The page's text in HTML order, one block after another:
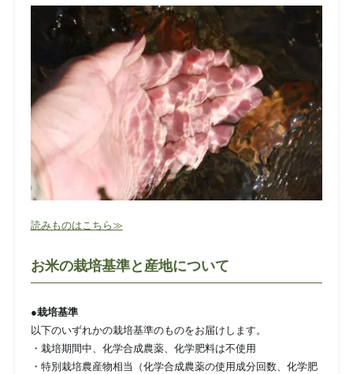
読みものはこちら≫
お米の栽培基準と産地について
●栽培基準
以下のいずれかの栽培基準のものをお届けします。
・栽培期間中、化学合成農薬、化学肥料は不使用
・特別栽培農産物相当（化学合成農薬の使用成分回数、化学肥